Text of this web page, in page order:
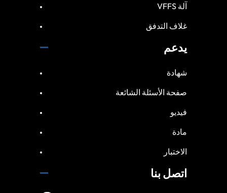
آلة VFFS
غلاف التدفق
يدعم
شهادة
صفحة الأسئلة الشائعة
فيديو
مادة
الاختبار
اتصل بنا